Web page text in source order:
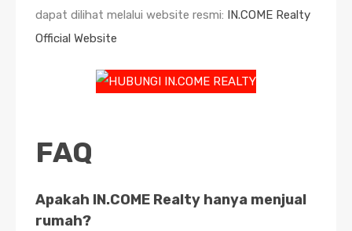
dapat dilihat melalui website resmi: IN.COME Realty
Official Website
FAQ
Apakah IN.COME Realty hanya menjual
rumah?